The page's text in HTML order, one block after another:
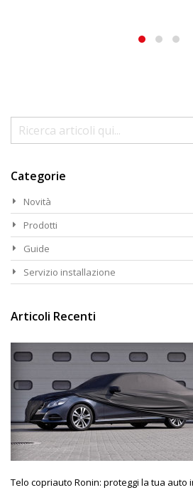
Categorie
Novità
Prodotti
Guide
Servizio installazione
Articoli Recenti
Telo copriauto Ronin: proteggi la tua auto